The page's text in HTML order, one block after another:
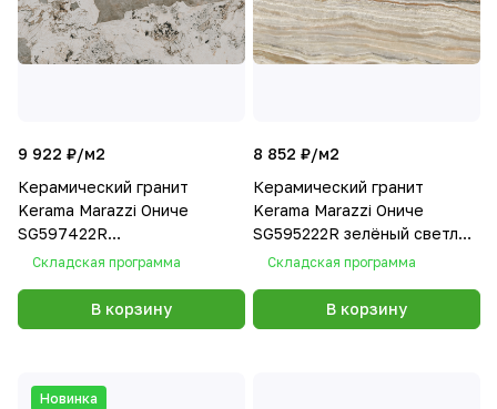
9 922 ₽/м2
Керамический гранит
Kerama Marazzi Ониче
SG597422R
лаппатированный
Складская программа
В корзину
8 852 ₽/м2
Керамический гранит
Kerama Marazzi Ониче
SG595222R зелёный светлый
лаппатированный
SG595202R)
Складская программа
В корзину
Новинка